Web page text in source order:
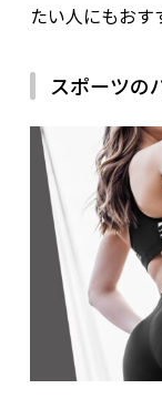
たい人にもおす
スポーツの